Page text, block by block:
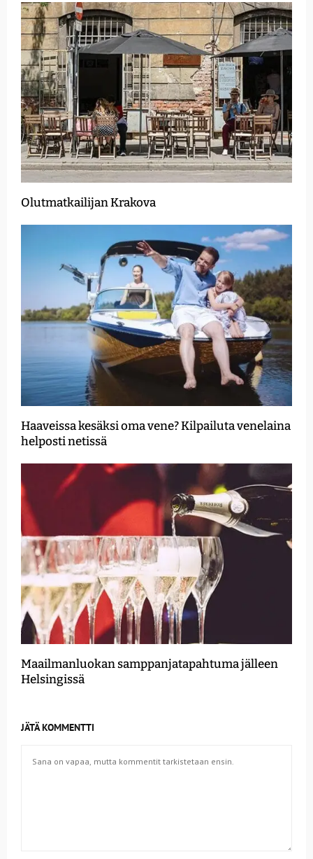
Olutmatkailijan Krakova
Haaveissa kesäksi oma vene? Kilpailuta venelaina
helposti netissä
Maailmanluokan samppanjatapahtuma jälleen
Helsingissä
JÄTÄ KOMMENTTI